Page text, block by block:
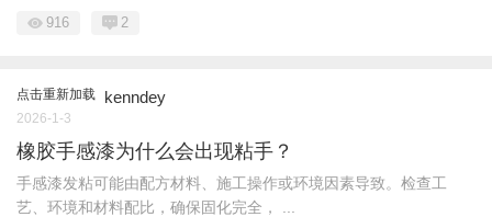
916 2
点击重新加载 kenndey
2026-1-3
橡胶手感漆为什么会出现粘手？
手感漆发粘可能由配方材料、施工操作或环境因素导致。检查工
艺、环境和材料配比，确保固化完全， ...